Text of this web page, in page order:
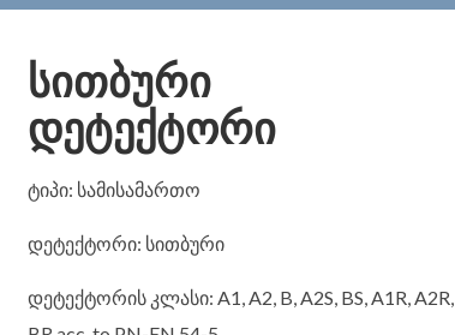
სითბური
დეტექტორი
ტიპი: სამისამართო
დეტექტორი: სითბური
დეტექტორის კლასი: A1, A2, B, A2S, BS, A1R, A2R,